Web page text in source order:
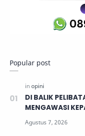
Popular post
DI BALIK
MENGAWASI